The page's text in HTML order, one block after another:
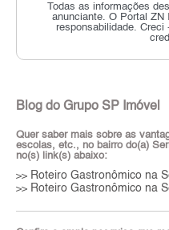
Todas as informações
anunciante. O Portal ZN
responsabilidade. Creci
Blog do Grupo SP Imóvel
Quer saber mais sobre as
escolas, etc., no bairro do(a)
no(s) link(s) abaixo:
>> Roteiro Gastronômico na
>> Roteiro Gastronômico na